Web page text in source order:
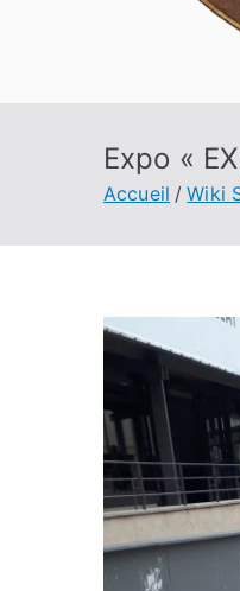
Expo «
Accueil Wiki